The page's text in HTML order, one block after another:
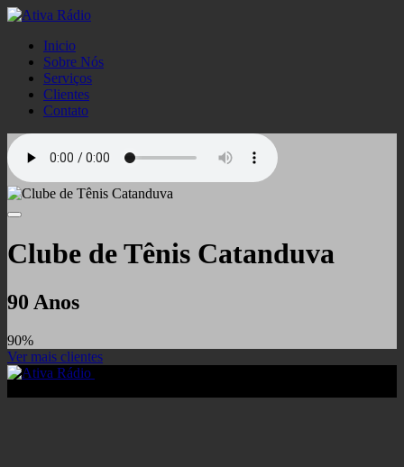
Inicio
Sobre Nós
Serviços
Clientes
Contato
Clube de Tênis Catanduva
90 Anos
90%
Ver mais clientes